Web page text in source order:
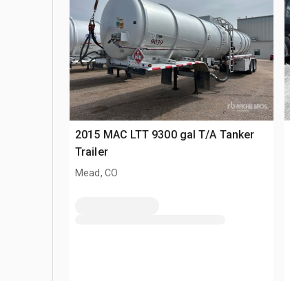
2015 MAC LTT 9300 gal T/A Tanker
Trailer
Mead, CO